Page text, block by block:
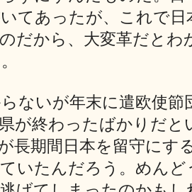
てあったが、これで日
だから、大変革だとわ
ないが年末に遣欧使節
が終わったばかりだと
長期間日本を留守にす
いたんだろう。めん